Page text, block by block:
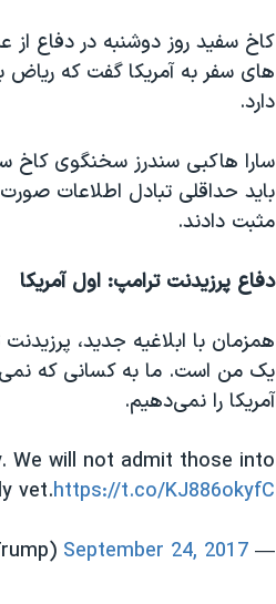
کاخ سفید روز دوشنبه در دفاع
های سفر به آمریکا گفت که ریاض
دارد.
سارا هاکبی سندرز سخنگوی کاخ
باید حداقلی تبادل اطلاعات
مثبت دادند.
دفاع پرزیدنت ترامپ: اول آمریکا
همزمان با ابلاغیه جدید،
یک من است. ما به کسانی که
آمریکا را نمی‌دهیم.
We will not admit those into
vet.https://t.co/KJ886okyfC
— Donald J. Trump (@realDonaldTrump)
September 24, 2017